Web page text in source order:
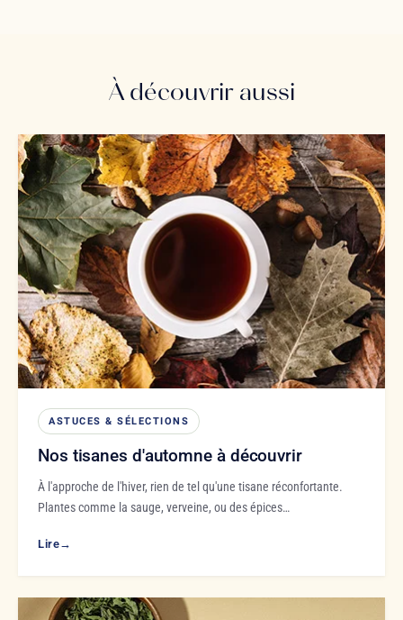
À découvrir aussi
ASTUCES & SÉLECTIONS
Nos tisanes d'automne à découvrir
À l'approche de l'hiver, rien de tel qu'une tisane réconfortante.
Plantes comme la sauge, verveine, ou des épices…
Lire→